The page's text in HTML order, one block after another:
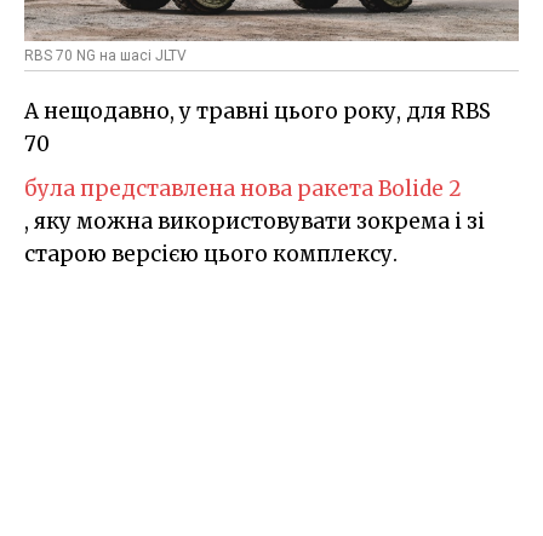
RBS 70 NG на шасі JLTV
А нещодавно, у травні цього року, для RBS
70
була представлена нова ракета Bolide 2
, яку можна використовувати зокрема і зі
старою версією цього комплексу.